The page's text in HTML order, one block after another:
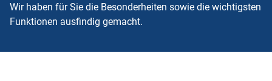
Wir haben für Sie die Besonderheiten sowie die wichtigsten
Funktionen ausfindig gemacht.